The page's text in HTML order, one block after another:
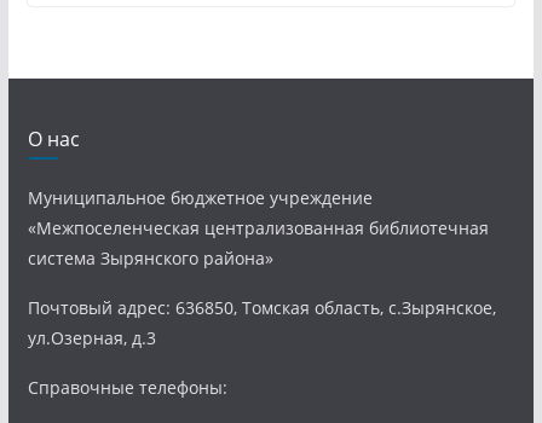
О нас
Муниципальное бюджетное учреждение
«Межпоселенческая централизованная библиотечная
система Зырянского района»
Почтовый адрес: 636850, Томская область, с.Зырянское,
ул.Озерная, д.3
Справочные телефоны: